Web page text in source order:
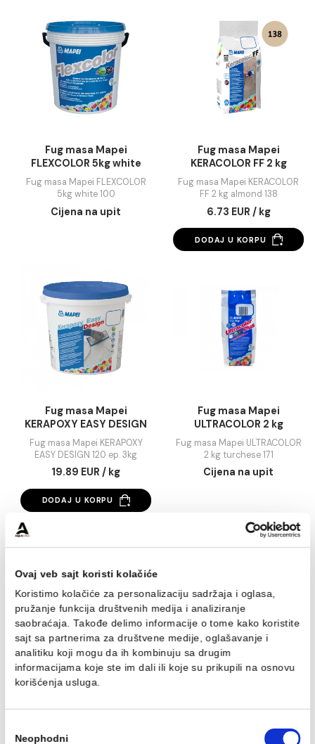
Fug masa Mapei
FLEXCOLOR 5kg medium
gray 112
Fug masa Mapei FLEXCOLOR
5kg medium gray 112
Cijena na upit
Fug masa Mapei
FLEXCOLOR 5kg
gray 111
Fug masa Mapei
5kg silver gray 111
Cijena na upit
Fug masa Mapei
FLEXCOLOR 5kg white
100
Fug masa Mapei FLEXCOLOR
5kg white 100
Fug masa Mapei
KERACOLOR FF 2
almond 138
Fug masa Mapei
DODAJ U KORPU
Fug masa Mapei
KERAPOXY EASY DESIGN
120 ep. 3kg
Fug masa Mapei KERAPOXY
EASY DESIGN 120 ep. 3kg
19.89 EUR / kg
Fug masa Mapei
ULTRACOLOR 2 kg
turchese 171
Fug masa Mapei
2 kg turchese 171